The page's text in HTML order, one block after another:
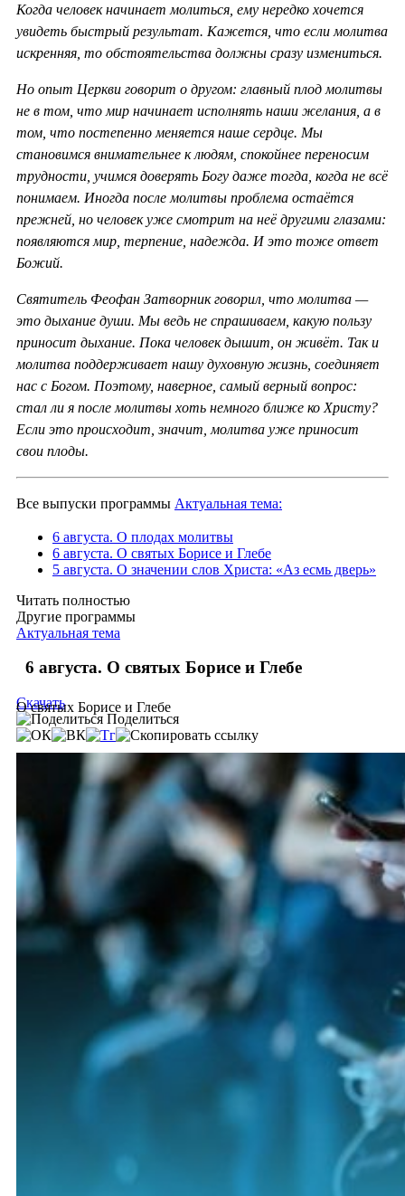
Когда человек начинает молиться, ему нередко хочется
увидеть быстрый результат. Кажется, что если молитва
искренняя, то обстоятельства должны сразу измениться.
Но опыт Церкви говорит о другом: главный плод молитвы
не в том, что мир начинает исполнять наши желания, а в
том, что постепенно меняется наше сердце. Мы
становимся внимательнее к людям, спокойнее переносим
трудности, учимся доверять Богу даже тогда, когда не всё
понимаем. Иногда после молитвы проблема остаётся
прежней, но человек уже смотрит на неё другими глазами:
появляются мир, терпение, надежда. И это тоже ответ
Божий.
Святитель Феофан Затворник говорил, что молитва —
это дыхание души. Мы ведь не спрашиваем, какую пользу
приносит дыхание. Пока человек дышит, он живёт. Так и
молитва поддерживает нашу духовную жизнь, соединяет
нас с Богом. Поэтому, наверное, самый верный вопрос:
стал ли я после молитвы хоть немного ближе ко Христу?
Если это происходит, значит, молитва уже приносит
свои плоды.
Все выпуски программы Актуальная тема:
6 августа. О плодах молитвы
6 августа. О святых Борисе и Глебе
5 августа. О значении слов Христа: «Аз есмь дверь»
Читать полностью
Другие программы
Актуальная тема
6 августа. О святых Борисе и Глебе
О святых Борисе и Глебе
Скачать
Поделиться